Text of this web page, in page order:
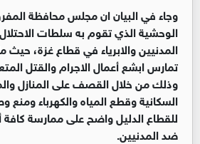
وجاء في البيان ان مجلس محافظة
الوحشية الذي تقوم به سلطات
المدنيين والابرياء في قطاع غزة، حيث
تمارس ابشع أعمال الاجرام والقتل
وذلك من خلال القصف على المنازل
السكانية وقطع المياه والكهرباء
للقطاع الدليل واضح على ممارسة كافة
ضد المدنيين.